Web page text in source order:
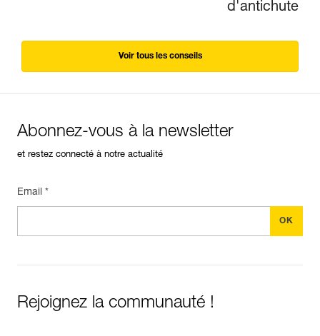
d'antichute
Voir tous les conseils
Abonnez-vous à la newsletter
et restez connecté à notre actualité
Email *
Rejoignez la communauté !